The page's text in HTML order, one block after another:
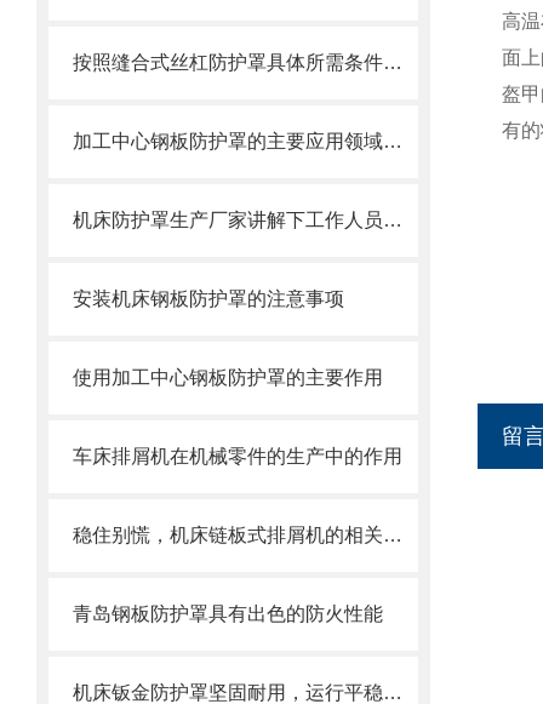
按照缝合式丝杠防护罩具体所需条件定制
加工中心钢板防护罩的主要应用领域和产品的主要特性
机床防护罩生产厂家讲解下工作人员操作的时候需要注意的地方
安装机床钢板防护罩的注意事项
使用加工中心钢板防护罩的主要作用
车床排屑机在机械零件的生产中的作用
稳住别慌，机床链板式排屑机的相关信息马上来
青岛钢板防护罩具有出色的防火性能
机床钣金防护罩坚固耐用，运行平稳，噪音小
高
面
盔
有
留